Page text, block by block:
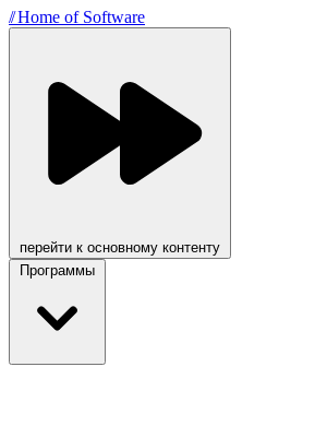
//Home of Software
перейти к основному контенту
Программы